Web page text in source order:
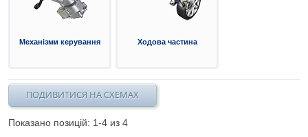
Механізми керування Ходова частина
ПОДИВИТИСЯ НА СХЕМАХ
Показано позицій: 1-4 из 4